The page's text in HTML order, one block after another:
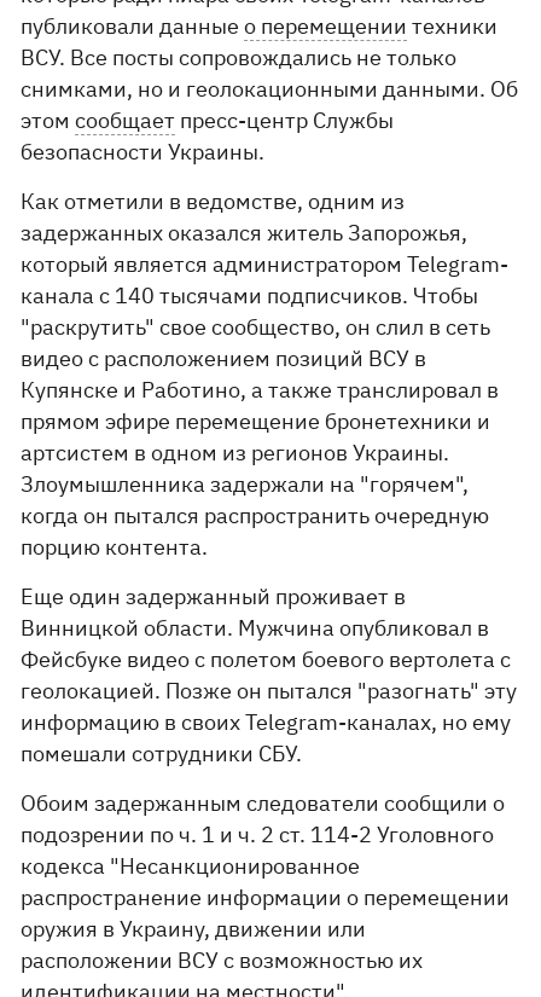
публиковали данныео перемещении техники
ВСУ. Все посты сопровождались не только
снимками, но и геолокационными данными. Об
этомсообщает пресс-центр Службы
безопасности Украины.
Как отметили в ведомстве, одним из
задержанных оказался житель Запорожья,
который является администратором Telegram-
канала с 140 тысячами подписчиков. Чтобы
"раскрутить" свое сообщество, он слил в сеть
видео с расположением позиций ВСУ в
Купянске и Работино, а также транслировал в
прямом эфире перемещение бронетехники и
артсистем в одном из регионов Украины.
Злоумышленника задержали на "горячем",
когда он пытался распространить очередную
порцию контента.
Еще один задержанный проживает в
Винницкой области. Мужчина опубликовал в
Фейсбуке видео с полетом боевого вертолета с
геолокацией. Позже он пытался "разогнать" эту
информацию в своих Telegram-каналах, но ему
помешали сотрудники СБУ.
Обоим задержанным следователи сообщили о
подозрении по ч. 1 и ч. 2 ст. 114-2 Уголовного
кодекса "Несанкционированное
распространение информации о перемещении
оружия в Украину, движении или
расположении ВСУ с возможностью их